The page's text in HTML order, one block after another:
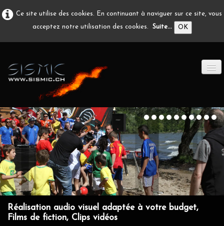
Ce site utilise des cookies. En continuant à naviguer sur ce site, vous
acceptez notre utilisation des cookies. Suite... OK
ACCUEIL
PRODUCTION A/V
DÉVELOPPEMENT
EN IMAGE
CONTACT
Réalisation audio visuel adaptée à votre budget,
Films de fiction, Clips vidéos